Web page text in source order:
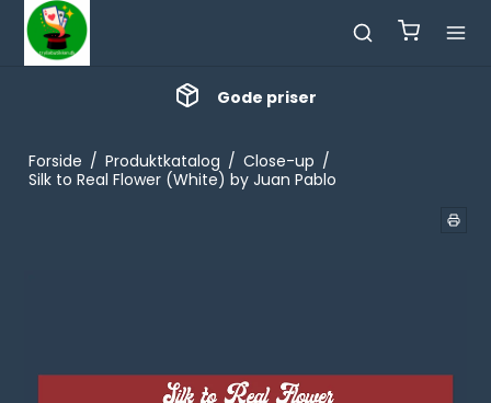
Gode priser
Forside / Produktkatalog / Close-up /
Silk to Real Flower (White) by Juan Pablo